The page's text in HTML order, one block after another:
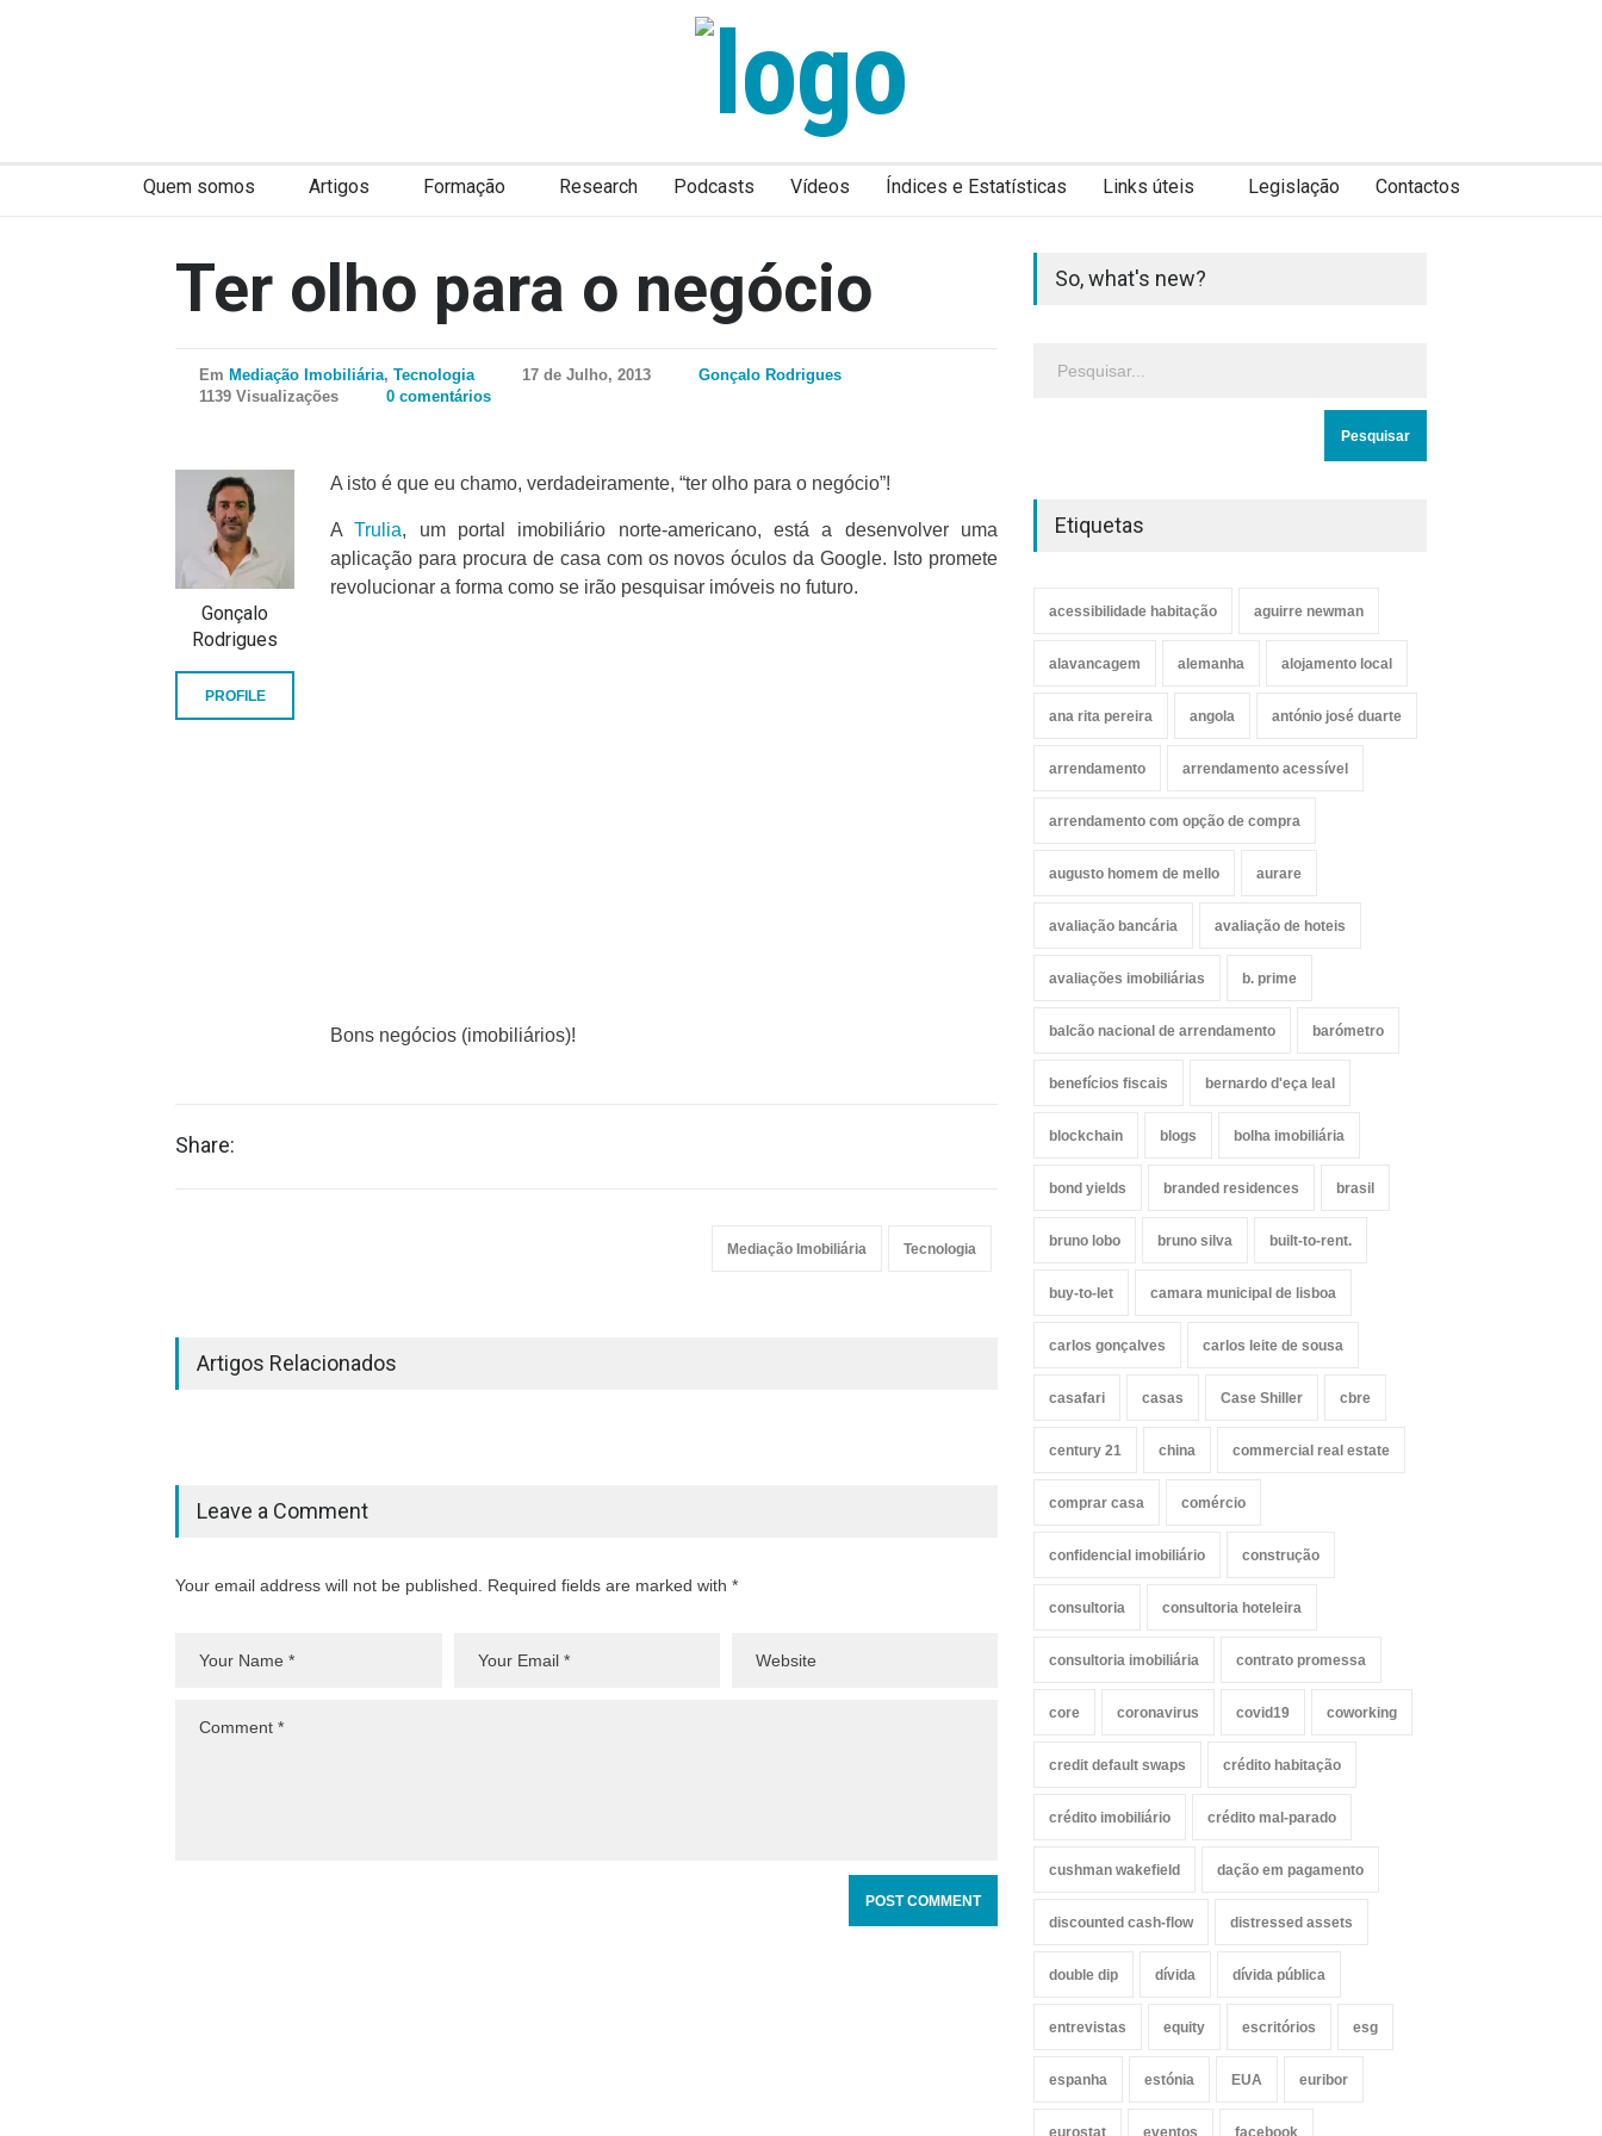
Quem somos Artigos Formação Research Podcasts Vídeos Índices e Estatísticas Links úteis Legislação Contactos
Ter olho para o negócio
Em Mediação Imobiliária, Tecnologia 17 de Julho, 2013
Gonçalo Rodrigues
1139 Visualizações
0 comentários
A isto é que eu chamo, verdadeiramente, “ter olho para o negócio”!
ATrulia, um portal imobiliário norte-americano, está a desenvolver uma
aplicação para procura de casa com os novos óculos da Google. Isto promete
revolucionar a forma como se irão pesquisar imóveis no futuro.
Bons negócios (imobiliários)!
Gonçalo
Rodrigues
PROFILE
Share:
Mediação Imobiliária Tecnologia
Artigos Relacionados
Leave a Comment
Your email address will not be published. Required fields are marked with *
So, what's new?
Etiquetas
acessibilidade habitação aguirre newman
alavancagem alemanha alojamento local
ana rita pereira angola antónio josé duarte
arrendamento arrendamento acessível
arrendamento com opção de compra
augusto homem de mello aurare
avaliação bancária avaliação de hoteis
avaliações imobiliárias b. prime
balcão nacional de arrendamento barómetro
benefícios fiscais bernardo d'eça leal
blockchain blogs bolha imobiliária
bond yields branded residences brasil
bruno lobo bruno silva built-to-rent.
buy-to-let camara municipal de lisboa
carlos gonçalves carlos leite de sousa
casafari casas Case Shiller cbre
century 21 china commercial real estate
comprar casa comércio
confidencial imobiliário construção
consultoria consultoria hoteleira
consultoria imobiliária contrato promessa
core coronavirus covid19 coworking
credit default swaps crédito habitação
crédito imobiliário crédito mal-parado
cushman wakefield dação em pagamento
discounted cash-flow distressed assets
double dip dívida dívida pública
entrevistas equity escritórios esg
espanha estónia EUA euribor
eurostat eventos facebook